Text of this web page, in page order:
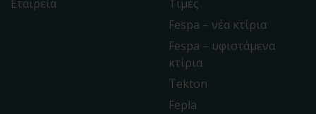
Εταιρεία
Τιμές
Fespa – νέα κτίρια
Fespa – υφιστάμενα
κτίρια
Tekton
Fepla